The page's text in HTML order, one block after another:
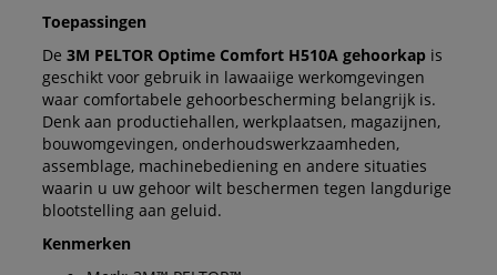
Toepassingen
De 3M PELTOR Optime Comfort H510A gehoorkapis
geschikt voor gebruik in lawaaiige werkomgevingen
waar comfortabele gehoorbescherming belangrijk is.
Denk aan productiehallen, werkplaatsen, magazijnen,
bouwomgevingen, onderhoudswerkzaamheden,
assemblage, machinebediening en andere situaties
waarin u uw gehoor wilt beschermen tegen langdurige
blootstelling aan geluid.
Kenmerken